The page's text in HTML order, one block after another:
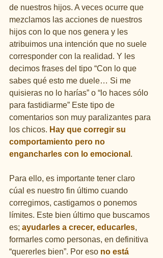
de nuestros hijos. A veces ocurre que
mezclamos las acciones de nuestros
hijos con lo que nos genera y les
atribuimos una intención que no suele
corresponder con la realidad. Y les
decimos frases del tipo “Con lo que
sabes qué esto me duele… Si me
quisieras no lo harías” o “lo haces sólo
para fastidiarme” Este tipo de
comentarios son muy paralizantes para
los chicos. Hay que corregir su
comportamiento pero no
engancharles con lo emocional .
Para ello, es importante tener claro
cúal es nuestro fin último cuando
corregimos, castigamos o ponemos
límites. Este bien último que buscamos
es; ayudarles a crecer, educarles,
formarles como personas, en definitiva
“quererles bien”. Por eso no está